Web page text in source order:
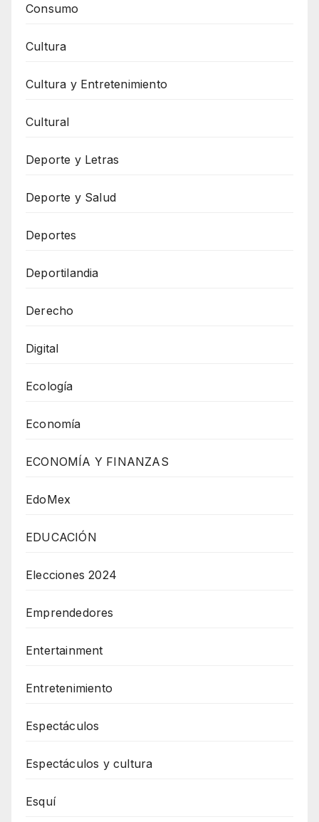
Consumo
Cultura
Cultura y Entretenimiento
Cultural
Deporte y Letras
Deporte y Salud
Deportes
Deportilandia
Derecho
Digital
Ecología
Economía
ECONOMÍA Y FINANZAS
EdoMex
EDUCACIÓN
Elecciones 2024
Emprendedores
Entertainment
Entretenimiento
Espectáculos
Espectáculos y cultura
Esquí